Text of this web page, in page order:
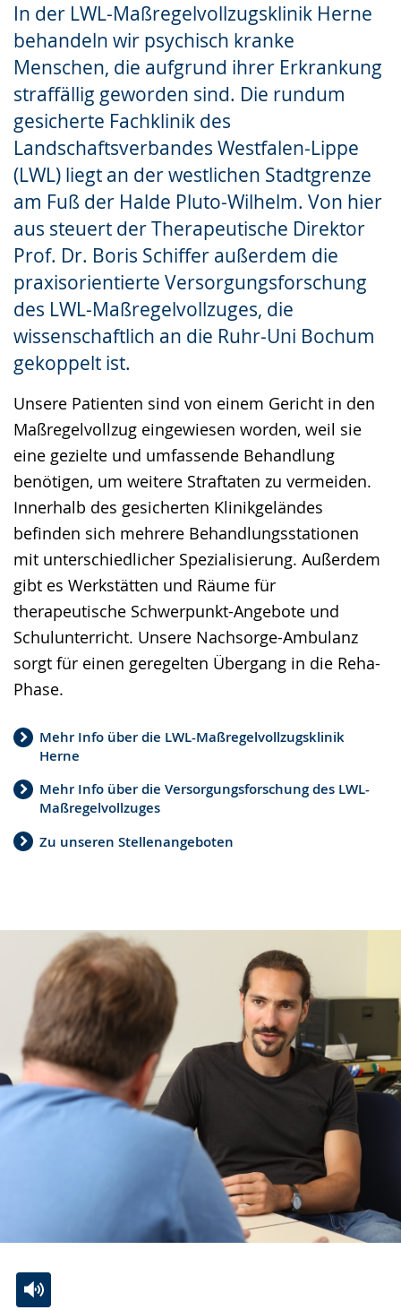
In der LWL-Maßregelvollzugsklinik Herne
behandeln wir psychisch kranke
Menschen, die aufgrund ihrer Erkrankung
straffällig geworden sind. Die rundum
gesicherte Fachklinik des
Landschaftsverbandes Westfalen-Lippe
(LWL) liegt an der westlichen Stadtgrenze
am Fuß der Halde Pluto-Wilhelm. Von hier
aus steuert der Therapeutische Direktor
Prof. Dr. Boris Schiffer außerdem die
praxisorientierte Versorgungsforschung
des LWL-Maßregelvollzuges, die
wissenschaftlich an die Ruhr-Uni Bochum
gekoppelt ist.
Unsere Patienten sind von einem Gericht in den
Maßregelvollzug eingewiesen worden, weil sie
eine gezielte und umfassende Behandlung
benötigen, um weitere Straftaten zu vermeiden.
Innerhalb des gesicherten Klinikgeländes
befinden sich mehrere Behandlungsstationen
mit unterschiedlicher Spezialisierung. Außerdem
gibt es Werkstätten und Räume für
therapeutische Schwerpunkt-Angebote und
Schulunterricht. Unsere Nachsorge-Ambulanz
sorgt für einen geregelten Übergang in die Reha-
Phase.
Mehr Info über die LWL-Maßregelvollzugsklinik
Herne
Mehr Info über die Versorgungsforschung des LWL-
Maßregelvollzuges
Zu unseren Stellenangeboten
Gebärdensprache
wird
angezeigt.